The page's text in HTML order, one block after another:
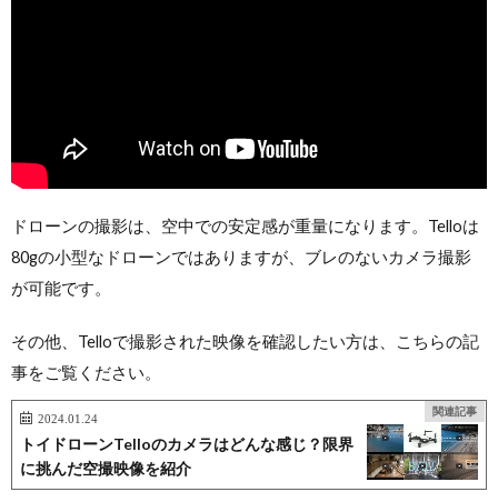
ドローンの撮影は、空中での安定感が重量になります。Telloは
80gの小型なドローンではありますが、ブレのないカメラ撮影
が可能です。
その他、Telloで撮影された映像を確認したい方は、こちらの記
事をご覧ください。
関連記事
2024.01.24
トイドローンTelloのカメラはどんな感じ？限界
に挑んだ空撮映像を紹介